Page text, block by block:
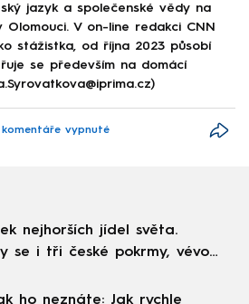
jazyk a společenské vědy na
Olomouci. V on-line redakci CNN
stážistka, od října 2023 působí
se především na domácí
vypnuté
nejhorších jídel světa.
se i tři české pokrmy, vévodí
ho neznáte: Jak rychle